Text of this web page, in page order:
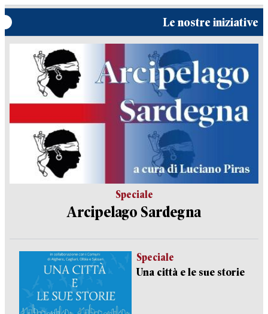
Le nostre iniziative
Speciale
Arcipelago Sardegna
Speciale
Una città e le sue storie